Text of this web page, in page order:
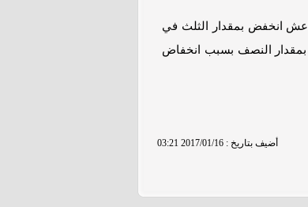
انخفض بمقدار الثلث في
بمقدار النصف بسبب انخفاض
03:21 2017/01/16 : أضيف بتاريخ